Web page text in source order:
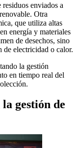
enviados a
Otra
que utiliza altas
energía y materiales
de desechos, sino
de electricidad o calor.
la gestión
en tiempo real del
gestión de